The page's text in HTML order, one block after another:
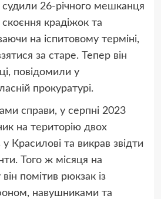
26-річного мешканця
скоєння крадіжок та
на іспитовому терміні,
за старе. Тепер він
повідомили у
прокуратурі.
справи, у серпні 2023
на територію двох
Красилові та викрав звідти
Того ж місяця на
помітив рюкзак із
навушниками та